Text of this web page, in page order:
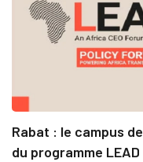
Rabat : le campus
du programme LEAD